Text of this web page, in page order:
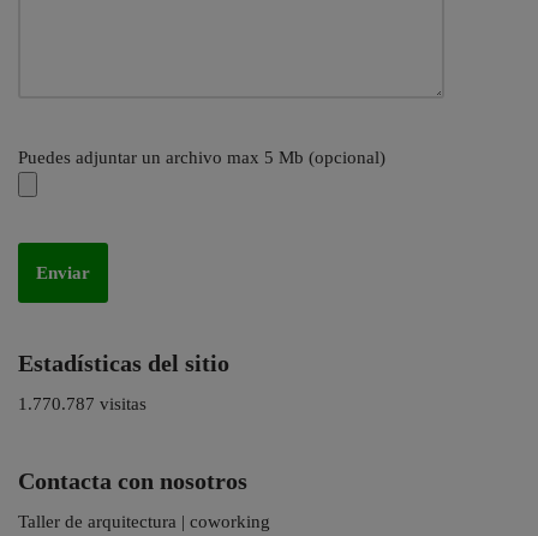
Puedes adjuntar un archivo max 5 Mb (opcional)
Estadísticas del sitio
1.770.787 visitas
Contacta con nosotros
Taller de arquitectura | coworking